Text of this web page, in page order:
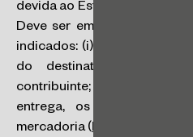
devida ao Estado onde
Deve ser emitida Nota
indicados: (i) nos campos
do destinatário, os
contribuinte; e (ii) no campo
entrega, os dados
mercadoria (RC 30707/2024